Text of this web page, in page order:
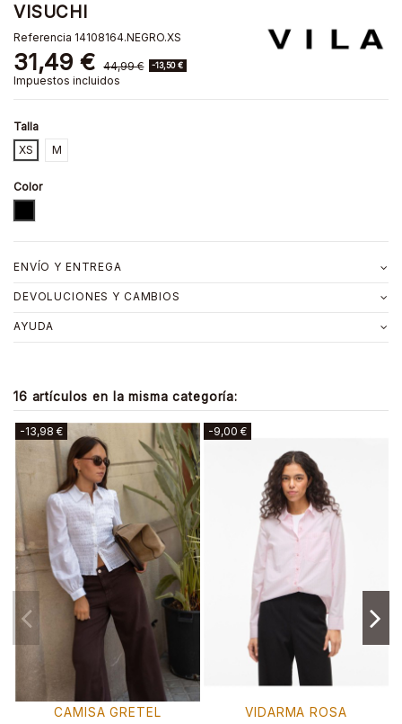
VISUCHI
Referencia 14108164.NEGRO.XS
31,49 € 44,99 € -13,50 €
Impuestos incluidos
Talla
XS
M
Color
ENVÍO Y ENTREGA
DEVOLUCIONES Y CAMBIOS
AYUDA
16 artículos en la misma categoría:
ROSA
-12,98 €
BLUSA BEATA MATSU
CAMISA